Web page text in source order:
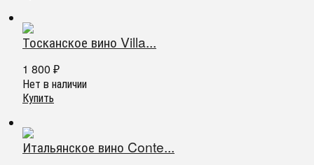
Тосканское вино Villa...
1 800 ₽
Нет в наличии
Купить
Итальянское вино Conte...